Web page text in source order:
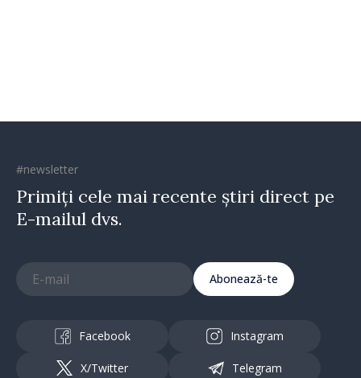
#newsletter
Primiți cele mai recente știri direct pe
E-mailul dvs.
Abonează-te
Facebook Instagram
X/Twitter Telegram